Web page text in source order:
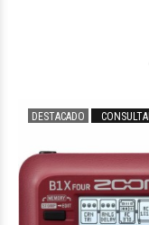
DESTACADO
$254.95467